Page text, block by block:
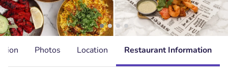
Photos Location Restaurant Information